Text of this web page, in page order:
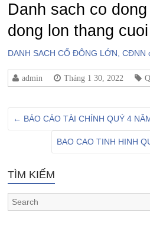
Danh sach co
dong lon thang
DANH SACH CỔ ĐÔNG LỚN, CĐNN
admin Tháng 1 30, 2022
← BÁO CÁO TÀI CHÍNH QUÝ 4
BAO CAO TINH HINH
TÌM KIẾM